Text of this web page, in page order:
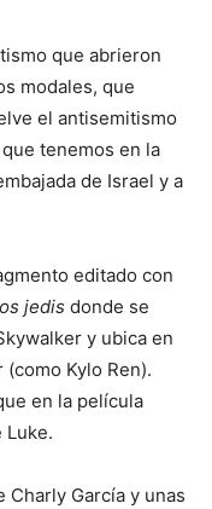
que abrieron
modales, que
el antisemitismo
tenemos en la
de Israel y a
editado con
jedis donde se
y ubica en
Kylo Ren).
en la película
Luke.
Charly García y unas